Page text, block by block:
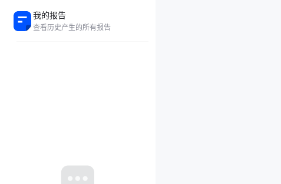
我的报告
查看历史产生的所有报告